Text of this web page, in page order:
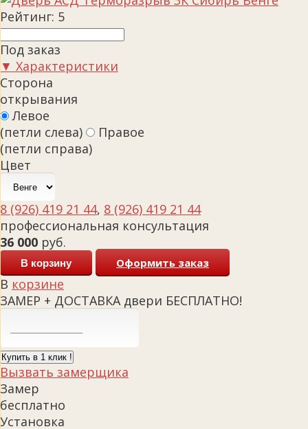
Рейтинг: 5
Под заказ
▼ Характеристики
Сторона
открывания
Левое
(петли слева)
Правое
(петли справа)
Цвет
8 (926) 419 21 44, 8 (926) 419 21 44
профессиональная консультация
36 000 руб.
В корзину Оформить заказ
В корзине
ЗАМЕР + ДОСТАВКА двери БЕСПЛАТНО!
Купить в 1 клик !
Вызвать замерщика
Замер
бесплатно
Установка